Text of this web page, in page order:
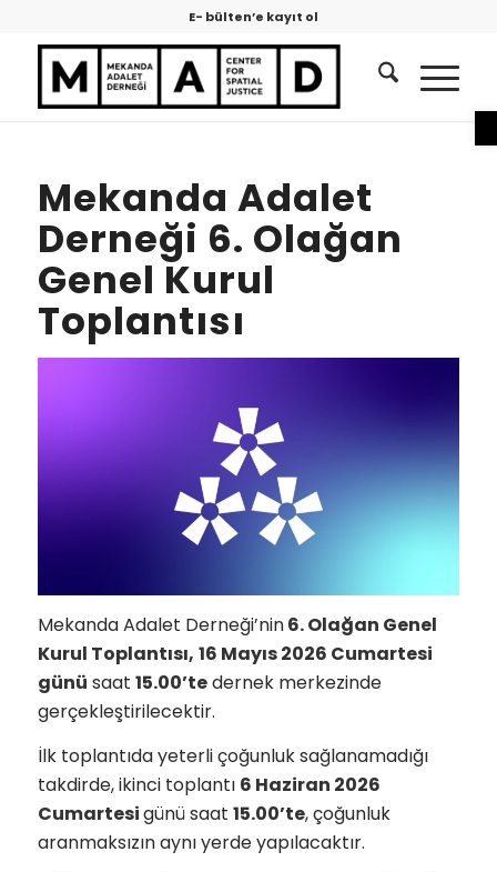
E- bülten’e kayıt ol
Mekanda Adalet
Derneği 6. Olağan
Genel Kurul
Toplantısı
Mekanda Adalet Derneği’nin6. Olağan Genel
Kurul Toplantısı, 16 Mayıs 2026 Cumartesi
günü saat 15.00’tedernek merkezinde
gerçekleştirilecektir.
İlk toplantıda yeterli çoğunluk sağlanamadığı
takdirde, ikinci toplantı 6 Haziran 2026
Cumartesigünü saat 15.00’te, çoğunluk
aranmaksızın aynı yerde yapılacaktır.